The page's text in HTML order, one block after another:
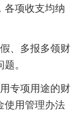
各项收支均纳
、多报多领财
。
专项用途的财
使用管理办法